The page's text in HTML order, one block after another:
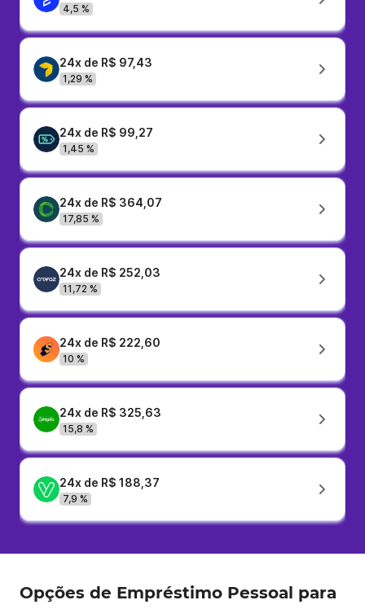
4,5 %
24x de R$ 97,43
1,29 %
24x de R$ 99,27
1,45 %
24x de R$ 364,07
17,85 %
24x de R$ 252,03
11,72 %
24x de R$ 222,60
10 %
24x de R$ 325,63
15,8 %
24x de R$ 188,37
7,9 %
Opções de Empréstimo Pessoal para